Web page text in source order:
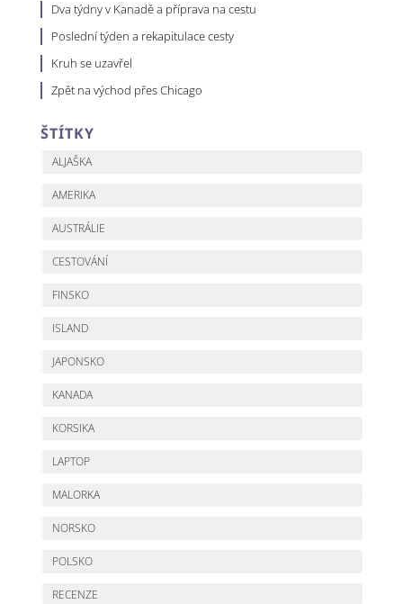
Dva týdny v Kanadě a příprava na cestu
Poslední týden a rekapitulace cesty
Kruh se uzavřel
Zpět na východ přes Chicago
ŠTÍTKY
ALJAŠKA
AMERIKA
AUSTRÁLIE
CESTOVÁNÍ
FINSKO
ISLAND
JAPONSKO
KANADA
KORSIKA
LAPTOP
MALORKA
NORSKO
POLSKO
RECENZE